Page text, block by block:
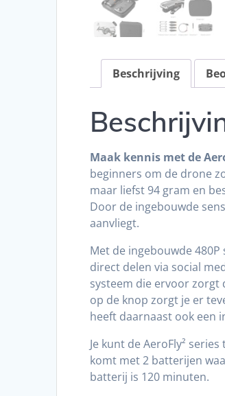
Beschrijving
Maak kennis met de
beginners om de drone
maar liefst 94 gram en
Door de ingebouwde
aanvliegt.
Met de ingebouwde 480P
direct delen via social
systeem die ervoor zorgt
op de knop zorgt je er
heeft daarnaast ook een
Je kunt de AeroFly²
komt met 2 batterijen
batterij is 120 minuten.